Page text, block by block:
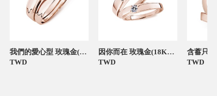
我們的愛心型 玫瑰金(18K金)鑽石結婚對戒
TWD
因你而在 玫瑰金(18K金)鑽石結婚對戒
TWD
TWD